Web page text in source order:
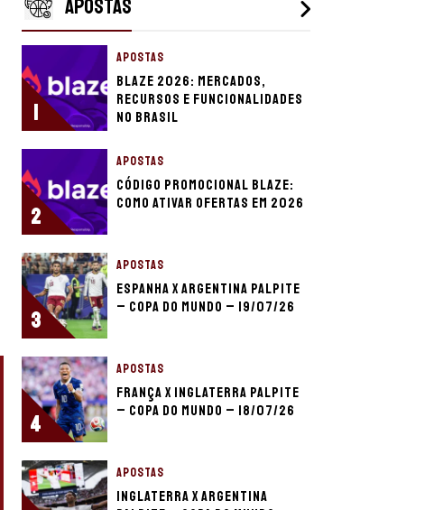
APOSTAS
1
APOSTAS
Blaze 2026: mercados,
recursos e funcionalidades
no Brasil
2
APOSTAS
Código promocional Blaze:
como ativar ofertas em 2026
3
APOSTAS
Espanha x Argentina palpite
– Copa do Mundo – 19/07/26
4
APOSTAS
França x Inglaterra palpite
– Copa do Mundo – 18/07/26
APOSTAS
Inglaterra x Argentina